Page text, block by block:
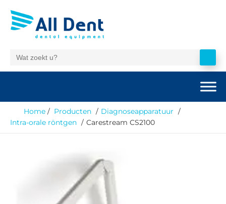
Home Producten
Diagnoseapparatuur
Intra-orale röntgen
Carestream CS2100